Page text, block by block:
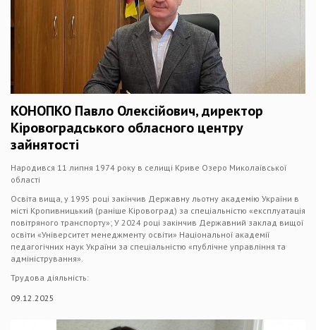
КОНОПКО Павло Олексійович, директор
Кіровоградського обласного центру
зайнятості
Народився 11 липня 1974 року в селищі Криве Озеро Миколаївської
області
Освіта вища, у 1995 році закінчив Державну льотну академію України в
місті Кропивницький (раніше Кіровоград) за спеціальністю «експлуатація
повітряного транспорту»; У 2024 році закінчив Державний заклад вищої
освіти «Університет менеджменту освіти» Національної академії
педагогічних наук України за спеціальністю «публічне управління та
адміністрування».
Трудова діяльність:
09.12.2025